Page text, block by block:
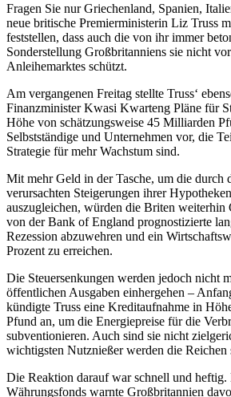
Fragen Sie nur Griechenland, Spanien,
neue britische Premierministerin Liz Truss
feststellen, dass auch die von ihr immer
Sonderstellung Großbritanniens sie nicht
Anleihemarktes schützt.
Am vergangenen Freitag stellte Truss‘
Finanzminister Kwasi Kwarteng Pläne für
Höhe von schätzungsweise 45 Milliarden
Selbstständige und Unternehmen vor, die
Strategie für mehr Wachstum sind.
Mit mehr Geld in der Tasche, um die durch
verursachten Steigerungen ihrer
auszugleichen, würden die Briten weiterhin
von der Bank of England prognostizierte
Rezession abzuwehren und ein
Prozent zu erreichen.
Die Steuersenkungen werden jedoch nicht
öffentlichen Ausgaben einhergehen –
kündigte Truss eine Kreditaufnahme in
Pfund an, um die Energiepreise für die
subventionieren. Auch sind sie nicht
wichtigsten Nutznießer werden die Reichen
Die Reaktion darauf war schnell und heftig.
Währungsfonds warnte Großbritannien